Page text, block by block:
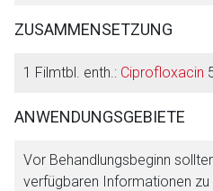
ZUSAMMENSETZUNG
1 Filmtbl. enth.: Ciprofloxacin
ANWENDUNGSGEBIETE
Vor Behandlungsbeginn
verfügbaren Informationen